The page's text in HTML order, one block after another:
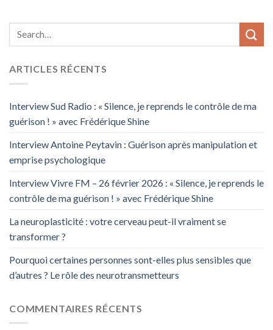
ARTICLES RÉCENTS
Interview Sud Radio : « Silence, je reprends le contrôle de ma
guérison ! » avec Frédérique Shine
Interview Antoine Peytavin : Guérison après manipulation et
emprise psychologique
Interview Vivre FM – 26 février 2026 : « Silence, je reprends le
contrôle de ma guérison ! » avec Frédérique Shine
La neuroplasticité : votre cerveau peut-il vraiment se
transformer ?
Pourquoi certaines personnes sont-elles plus sensibles que
d’autres ? Le rôle des neurotransmetteurs
COMMENTAIRES RÉCENTS